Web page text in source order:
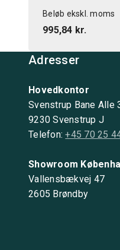
Beløb ekskl. moms
995,84 kr.
Adresser
Hovedkontor
Svenstrup Bane Alle
9230 Svenstrup J
Telefon:+45 70 25
Showroom
Vallensbækvej 47
2605 Brøndby